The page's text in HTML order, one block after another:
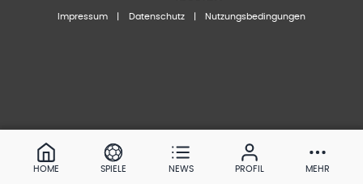
Impressum Datenschutz Nutzungsbedingungen
HOME SPIELE NEWS PROFIL MEHR